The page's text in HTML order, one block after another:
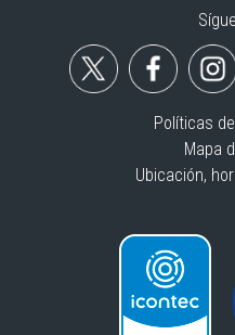
Políticas
Mapa
Ubicación,